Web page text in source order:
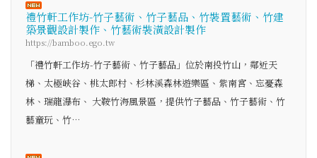
禮竹軒工作坊-竹子藝術、竹子藝品、竹裝置藝術、竹建
築景觀設計製作、竹藝術裝潢設計製作
https://bamboo.ego.tw
「禮竹軒工作坊-竹子藝術、竹子藝品」位於南投竹山，鄰近天
梯、太極峽谷、桃太郎村、杉林溪森林遊樂區、紫南宮、忘憂森
林、瑞龍瀑布、 大鞍竹海風景區，提供竹子藝品、竹子藝術、竹
藝童玩、竹…